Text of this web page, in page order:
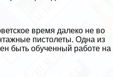
время далеко не во
пистолеты. Одна из
быть обученный работе на